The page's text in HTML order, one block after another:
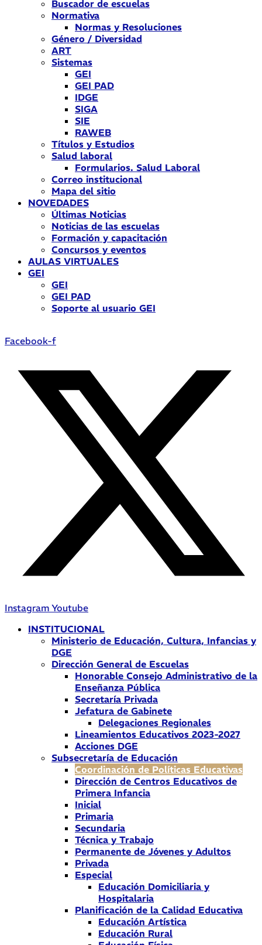
Buscador de escuelas
Normativa
Normas y Resoluciones
Género / Diversidad
ART
Sistemas
GEI
GEI PAD
IDGE
SIGA
SIE
RAWEB
Títulos y Estudios
Salud laboral
Formularios. Salud Laboral
Correo institucional
Mapa del sitio
NOVEDADES
Últimas Noticias
Noticias de las escuelas
Formación y capacitación
Concursos y eventos
AULAS VIRTUALES
GEI
GEI
GEI PAD
Soporte al usuario GEI
Facebook-f
Instagram Youtube
INSTITUCIONAL
Ministerio de Educación, Cultura, Infancias y
DGE
Dirección General de Escuelas
Honorable Consejo Administrativo de la
Enseñanza Pública
Secretaría Privada
Jefatura de Gabinete
Delegaciones Regionales
Lineamientos Educativos 2023-2027
Acciones DGE
Subsecretaría de Educación
Coordinación de Políticas Educativas
Dirección de Centros Educativos de
Primera Infancia
Inicial
Primaria
Secundaria
Técnica y Trabajo
Permanente de Jóvenes y Adultos
Privada
Especial
Educación Domiciliaria y
Hospitalaria
Planificación de la Calidad Educativa
Educación Artística
Educación Rural